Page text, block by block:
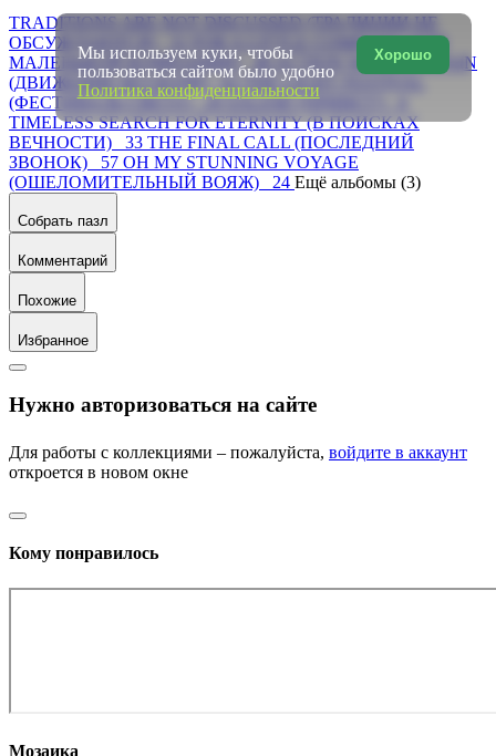
TRADITIONS ARE NOT DISCUSSED (ТРАДИЦИИ НЕ
ОБСУЖДАЮТСЯ) 31
FOR A LITTLE COMPANY (ДЛЯ
МАЛЕНЬКОЙ КОМПАНИИ) 40ACTION WITHOUT PAIN
(ДВИЖЕНИЕ БЕЗ БОЛИ) 62THE LIGHT FESTIVAL
(ФЕСТИВАЛЬ СВЕТА) 20SÄLEM! (ПРИВЕТ!) 6
TIMELESS SEARCH FOR ETERNITY (В ПОИСКАХ
ВЕЧНОСТИ) 33 THE FINAL CALL (ПОСЛЕДНИЙ
ЗВОНОК) 57 OH MY STUNNING VOYAGE
(ОШЕЛОМИТЕЛЬНЫЙ ВОЯЖ) 24 Ещё альбомы (3)
Собрать пазл
Комментарий
Похожие
Избранное
Нужно авторизоваться на сайте
Для работы с коллекциями – пожалуйста, войдите в аккаунт
откроется в новом окне
Кому понравилось
Мозаика
Хорошо
Мы используем куки, чтобы
пользоваться сайтом было удобно
Политика конфиденциальности